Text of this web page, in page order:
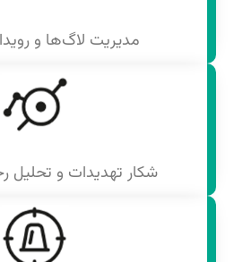
مدیریت لاگ‌ها و
شکار تهدیدات و تحلیل